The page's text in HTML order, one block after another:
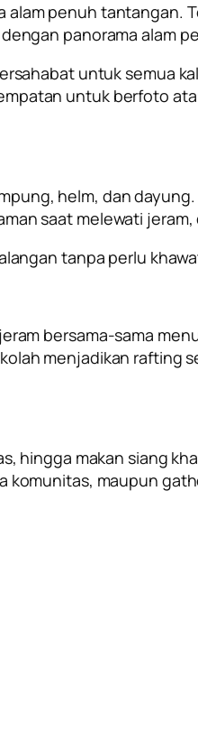
penuh tantangan.
panorama alam
untuk semua
untuk berfoto
helm, dan
saat melewati
tanpa perlu
bersama-sama
menjadikan rafting
hingga makan siang
komunitas, maupun